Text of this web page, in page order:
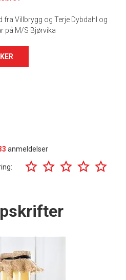
fra Villbrygg og Terje Dybdahl og
på M/S Bjørvika
anmeldelser